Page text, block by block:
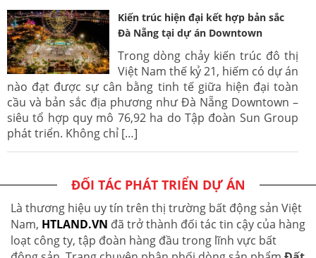
Kiến trúc hiện đại kết hợp bản sắc
Đà Nẵng tại dự án Downtown
Trong dòng chảy kiến trúc đô thị
Việt Nam thế kỷ 21, hiếm có dự án
nào đạt được sự cân bằng tinh tế giữa hiện đại toàn
cầu và bản sắc địa phương như Đà Nẵng Downtown –
siêu tổ hợp quy mô 76,92 ha do Tập đoàn Sun Group
phát triển. Không chỉ […]
ĐỐI TÁC PHÁT TRIỂN DỰ ÁN
Là thương hiệu uy tín trên thị trường bất động sản Việt
Nam, HTLAND.VN đã trở thành đối tác tin cậy của hàng
loạt công ty, tập đoàn hàng đầu trong lĩnh vực bất